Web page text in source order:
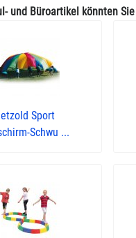
und Büroartikel könnten
Sport
Schwu ...